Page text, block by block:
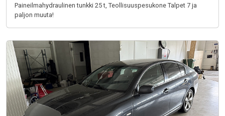
Paineilmahydraulinen tunkki 25 t, Teollisuuspesukone Talpet 7 ja
paljon muuta!